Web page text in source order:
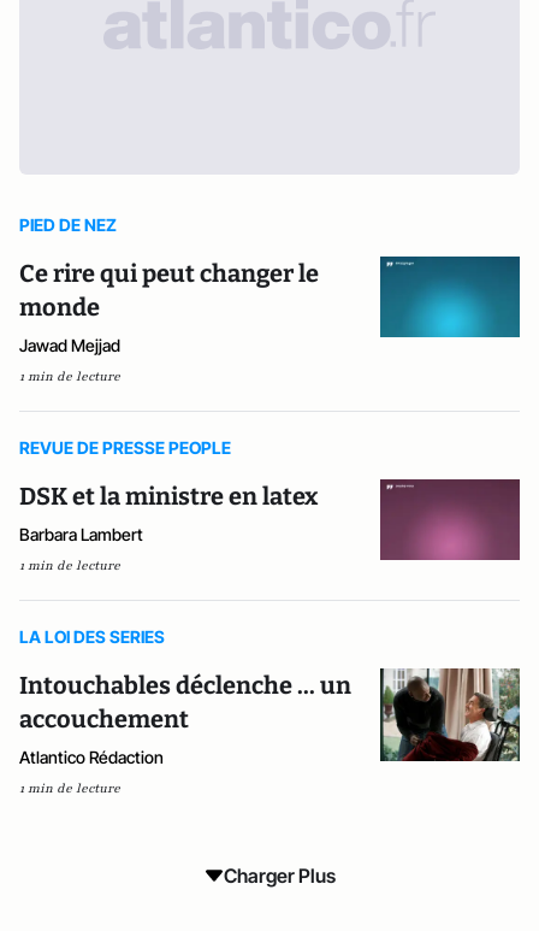
PIED DE NEZ
Ce rire qui peut changer le
monde
Jawad Mejjad
1 min de lecture
REVUE DE PRESSE PEOPLE
DSK et la ministre en latex
Barbara Lambert
1 min de lecture
LA LOI DES SERIES
Intouchables déclenche ... un
accouchement
Atlantico Rédaction
1 min de lecture
Charger Plus